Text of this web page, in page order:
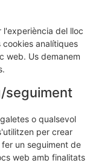
del lloc
analítiques
web. Us demanem
seguiment
o qualsevol
per crear
un seguiment de
web amb finalitats